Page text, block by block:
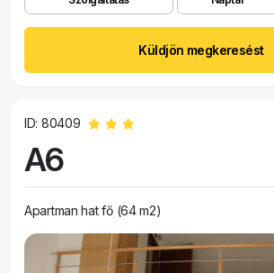
Küldjön megkeresést
ID: 80409
A6
Apartman hat fő (64 m2)